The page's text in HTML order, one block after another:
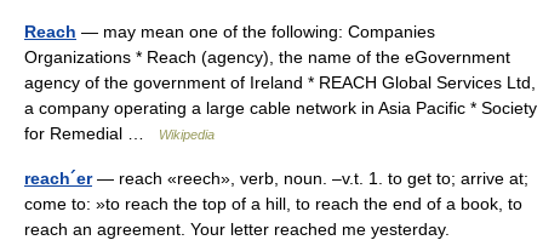
Reach — may mean one of the following: Companies
Organizations * Reach (agency), the name of the eGovernment
agency of the government of Ireland * REACH Global Services Ltd,
a company operating a large cable network in Asia Pacific * Society
for Remedial …
Wikipedia
reach´er— reach «reech», verb, noun. –v.t. 1. to get to; arrive at;
come to: »to reach the top of a hill, to reach the end of a book, to
reach an agreement. Your letter reached me yesterday.